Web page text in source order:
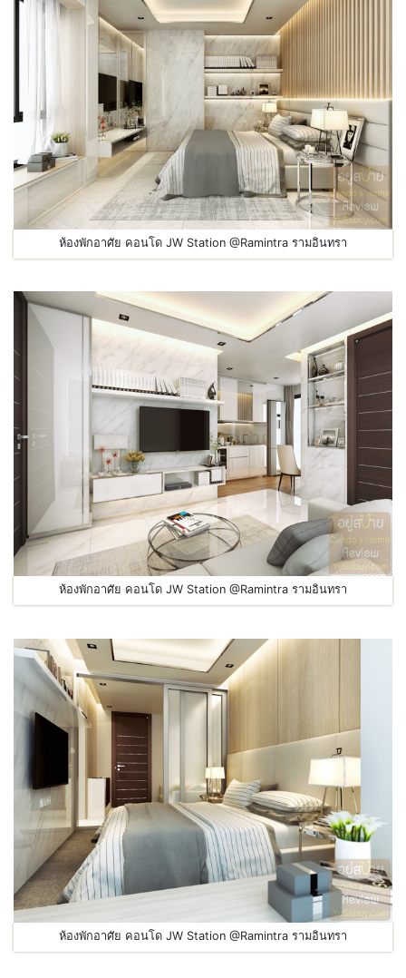
ห้องพักอาศัย คอนโด JW Station @Ramintra รามอินทรา
ห้องพักอาศัย คอนโด JW Station @Ramintra รามอินทรา
ห้องพักอาศัย คอนโด JW Station @Ramintra รามอินทรา